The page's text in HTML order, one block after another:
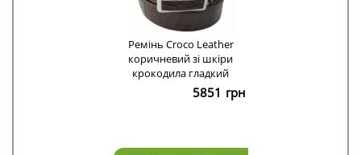
Ремінь Croco Leather
коричневий зі шкіри
крокодила гладкий
5851 грн